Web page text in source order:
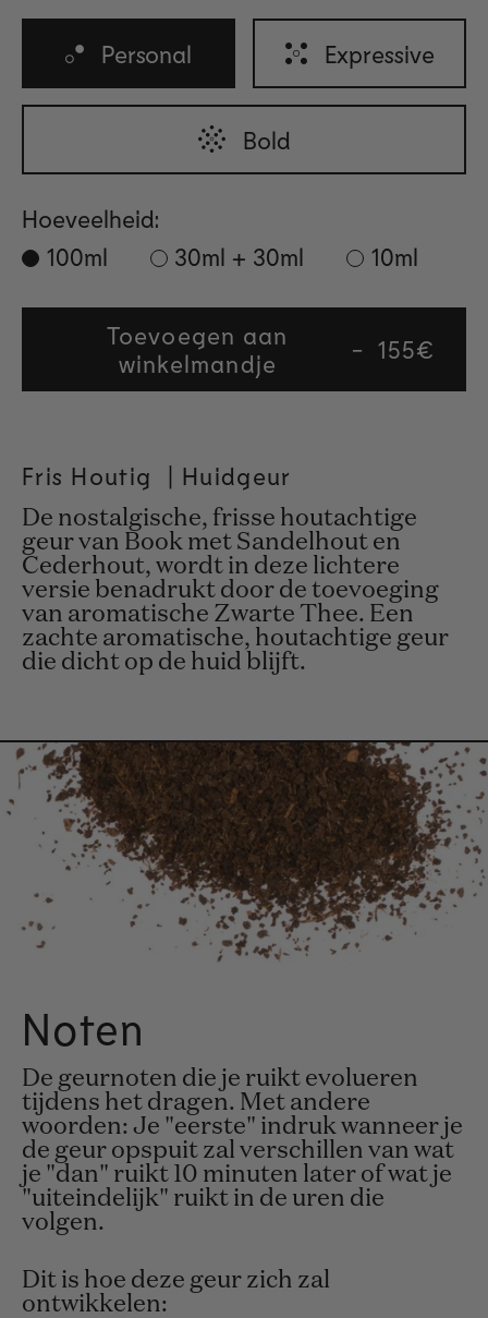
Personal Expressive
Bold
Hoeveelheid:
100ml
30ml + 30ml 10ml
Toevoegen aan
winkelmandje
Regular
155€
Fris Houtig | Huidgeur
De nostalgische, frisse houtachtige
geur van Book met Sandelhout en
Cederhout, wordt in deze lichtere
versie benadrukt door de toevoeging
van aromatische Zwarte Thee. Een
zachte aromatische, houtachtige geur
die dicht op de huid blijft.
Noten
De geurnoten die je ruikt evolueren
tijdens het dragen. Met andere
woorden: Je "eerste" indruk wanneer je
de geur opspuit zal verschillen van wat
je "dan" ruikt 10 minuten later of wat je
"uiteindelijk" ruikt in de uren die
volgen.
Dit is hoe deze geur zich zal
ontwikkelen: